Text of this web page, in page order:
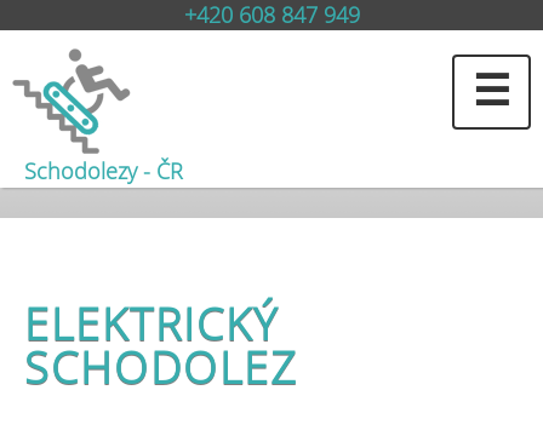
Schodolezy - ČR
+420 608 847 949
☰
ELEKTRICKÝ
SCHODOLEZ